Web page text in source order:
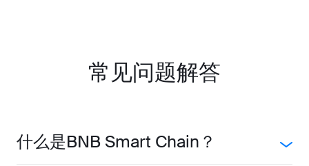
常见问题解答
什么是BNB Smart Chain？